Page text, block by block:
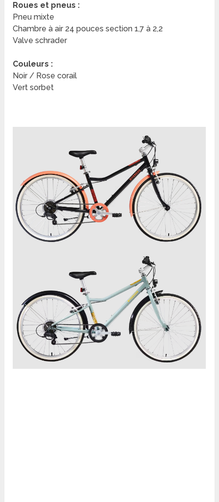
Roues et pneus :
Pneu mixte
Chambre à air 24 pouces section 1,7 à 2,2
Valve schrader
Couleurs :
Noir / Rose corail
Vert sorbet